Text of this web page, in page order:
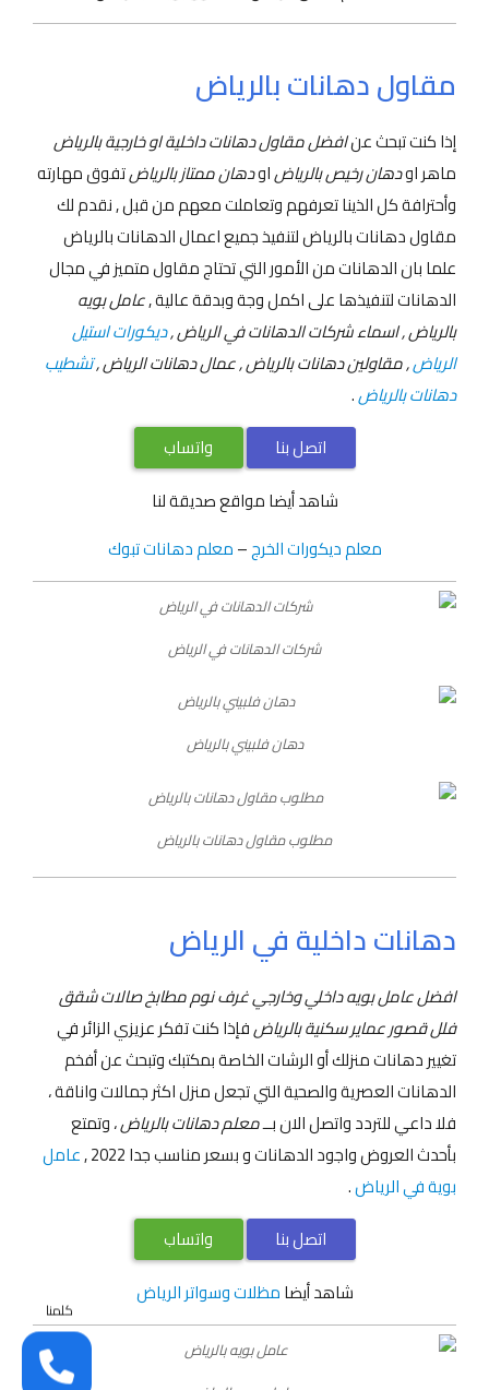
مقاول دهانات بالرياض
إذا كنت تبحث عنافضل مقاول دهانات داخلية او خارجية بالرياض
ماهر اودهان رخيص بالرياضاودهان ممتاز بالرياضتفوق مهارته
وأحترافة كل الذينا تعرفهم وتعاملت معهم من قبل , نقدم لك
مقاول دهانات بالرياض لتنفيذ جميع اعمال الدهانات بالرياض
علما بان الدهانات من الأمور التي تحتاج مقاول متميز في مجال
الدهانات لتنفيذها على اكمل وجة وبدقة عالية ,عامل بويه
بالرياض , اسماء شركات الدهانات في الرياض ,ديكورات استيل
الرياض, مقاولين دهانات بالرياض , عمال دهانات الرياض ,تشطيب
دهانات بالرياض.
اتصل بنا
واتساب
شاهد أيضا مواقع صديقة لنا
معلم ديكورات الخرج–معلم دهانات تبوك
شركات الدهانات في الرياض
دهان فلبيني بالرياض
مطلوب مقاول دهانات بالرياض
دهانات داخلية في الرياض
افضل عامل بويه داخلي وخارجي غرف نوم مطابخ صالات شقق
فلل قصور عماير سكنية بالرياضفإذا كنت تفكر عزيزي الزائر في
تغيير دهانات منزلك أو الرشات الخاصة بمكتبك وتبحث عن أفخم
الدهانات العصرية والصحية التي تجعل منزل اكثر جمالات واناقة ،
فلا داعي للتردد واتصل الان بــمعلم دهانات بالرياض، وتمتع
بأحدث العروض واجود الدهانات و بسعر مناسب جدا 2022 ,
عامل
بوية في الرياض.
اتصل بنا
واتساب
شاهد أيضامظلات وسواتر الرياض
كلمنا